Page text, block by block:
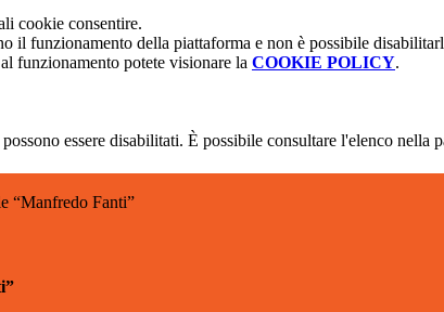
cookie consentire.
il funzionamento della piattaforma e non è possibile
funzionamento potete visionare la COOKIE POLICY.
essere disabilitati. È possibile consultare l'elenco nella
“Manfredo Fanti”